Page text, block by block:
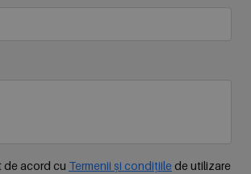
de acord cu Termenii și condițiilede utilizare